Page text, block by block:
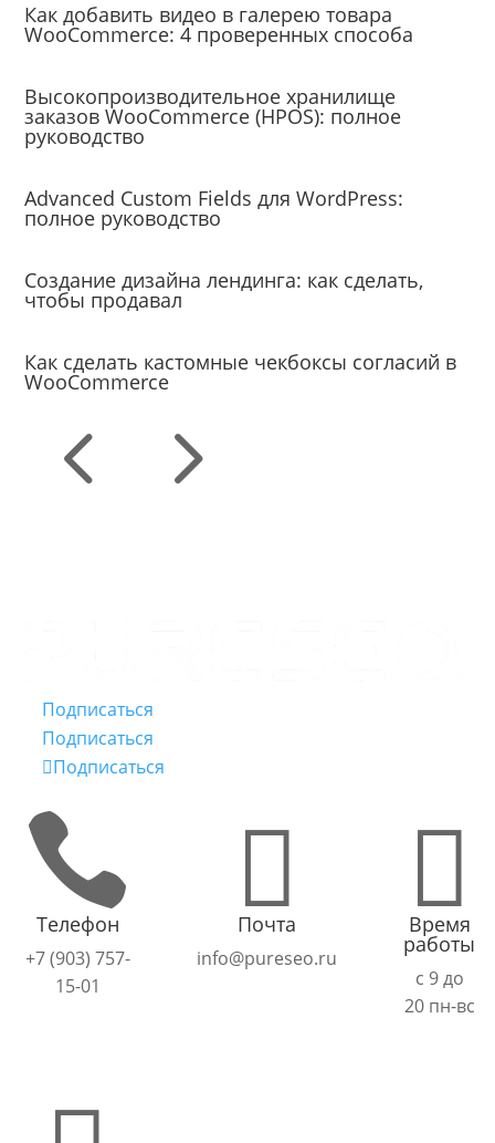
Как добавить видео в галерею товара
WooCommerce: 4 проверенных способа
Высокопроизводительное хранилище
заказов WooCommerce (HPOS): полное
руководство
Advanced Custom Fields для WordPress:
полное руководство
Создание дизайна лендинга: как сделать,
чтобы продавал
Как сделать кастомные чекбоксы согласий в
WooCommerce
4 5
Подписаться
Подписаться
Подписаться

Телефон
+7 (903) 757-
15-01

Почта
info@pureseo.ru

Время
работы
с 9 до
20 пн-вс